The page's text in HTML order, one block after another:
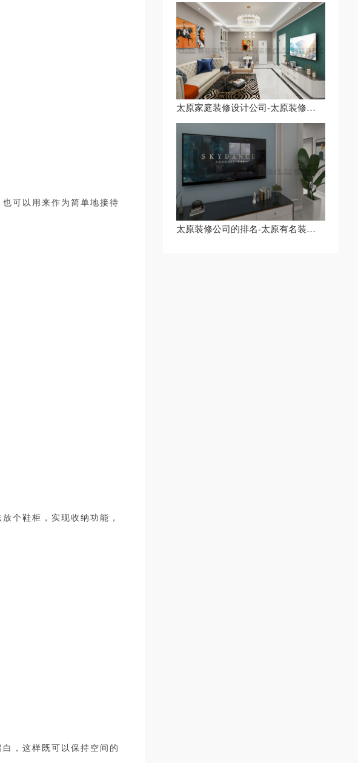
可以用来作为简单地接待
个鞋柜，实现收纳功能，
，这样既可以保持空间的
太原家庭装修设计公司-太原装修设计公司哪家好-太原装修公司前十名字
太原装修公司的排名-太原有名装修公司-太原装修公司地址